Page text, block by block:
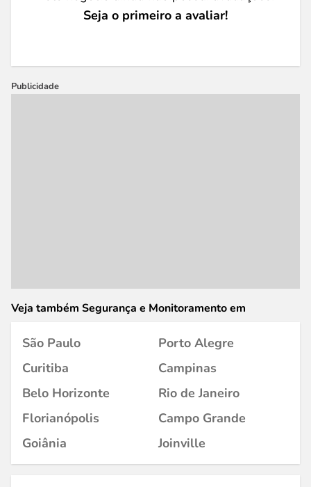
Seja o primeiro a avaliar!
Publicidade
Veja também Segurança e Monitoramento em
São Paulo
Porto Alegre
Curitiba
Campinas
Belo Horizonte
Rio de Janeiro
Florianópolis
Campo Grande
Goiânia
Joinville